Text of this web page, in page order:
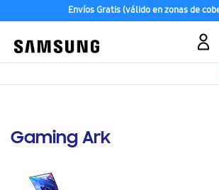
Envíos Gratis (válido en zonas de
Gaming Ark